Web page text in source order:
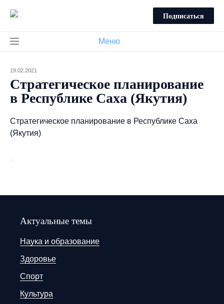
Подписаться
Меню
19.02.2021
Стратегическое планирование
в Республике Саха (Якутия)
Стратегическое планирование в Республике Саха
(Якутия)
Актуальные темы
Наука и образование
Здоровье
Спорт
Культура